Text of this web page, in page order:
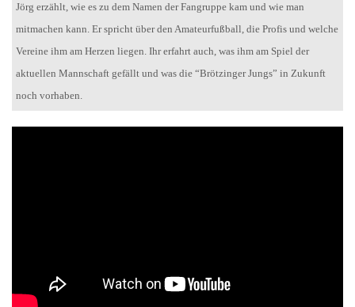
Jörg erzählt, wie es zu dem Namen der Fangruppe kam und wie man
mitmachen kann. Er spricht über den Amateurfußball, die Profis und welche
Vereine ihm am Herzen liegen. Ihr erfahrt auch, was ihm am Spiel der
aktuellen Mannschaft gefällt und was die “Brötzinger Jungs” in Zukunft
noch vorhaben.